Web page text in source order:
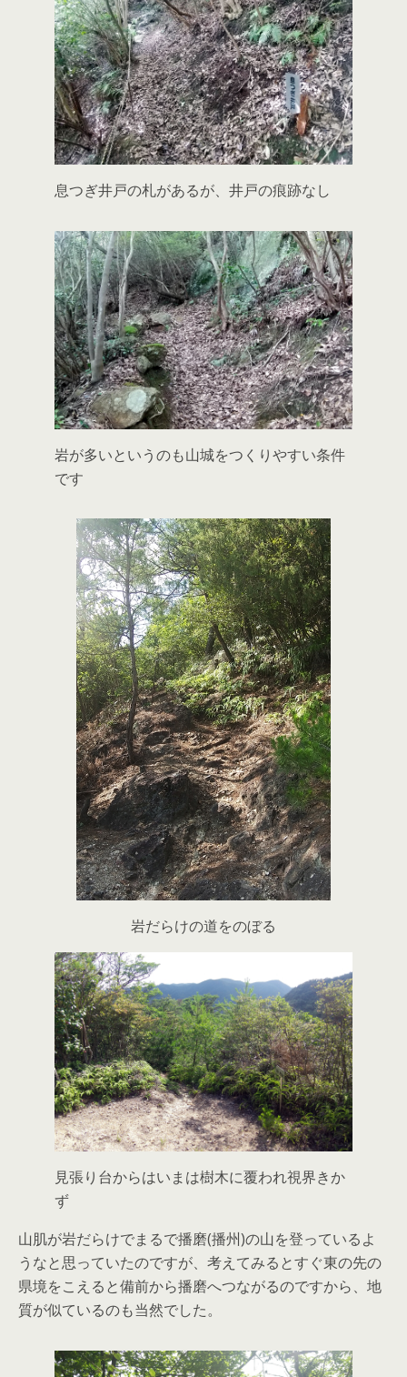
息つぎ井戸の札があるが、井戸の痕跡なし
岩が多いというのも山城をつくりやすい条件
です
岩だらけの道をのぼる
見張り台からはいまは樹木に覆われ視界きか
ず
山肌が岩だらけでまるで播磨(播州)の山を登っているよ
うなと思っていたのですが、考えてみるとすぐ東の先の
県境をこえると備前から播磨へつながるのですから、地
質が似ているのも当然でした。